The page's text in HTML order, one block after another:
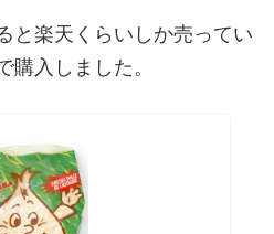
と楽天くらいしか売ってい
購入しました。